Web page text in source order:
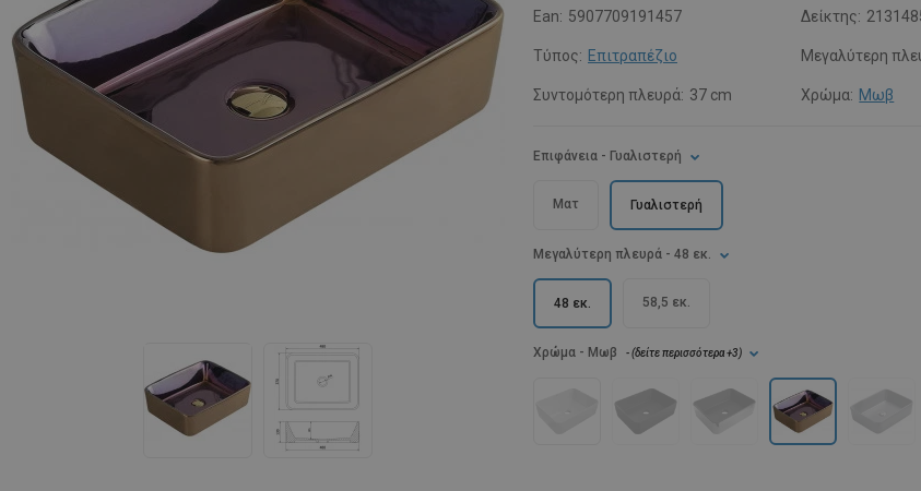
Ean: 5907709191457 Δείκτης:
Τύπος: Επιτραπέζιο Μεγαλύτερη
Συντομότερη πλευρά: 37 cm Χρώμα: Μωβ
Μεγαλύτερη πλευρά - 48 εκ.
48 εκ. 58,5 εκ.
Χρώμα - Μωβ - (δείτε περισσότερα+3)
Επιφάνεια - Γυαλιστερή
Ματ Γυαλιστερή